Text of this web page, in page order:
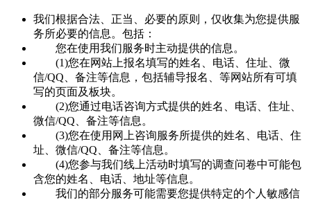
我们根据合法、正当、必要的原则，仅收集为您提供服
务所必要的信息。包括：
您在使用我们服务时主动提供的信息。
(1)您在网站上报名填写的姓名、电话、住址、微
信/QQ、备注等信息，包括辅导报名、等网站所有可填
写的页面及板块。
(2)您通过电话咨询方式提供的姓名、电话、住址、
微信/QQ、备注等信息。
(3)您在使用网上咨询服务所提供的姓名、电话、住
址、微信/QQ、备注等信息。
(4)您参与我们线上活动时填写的调查问卷中可能包
含您的姓名、电话、地址等信息。
我们的部分服务可能需要您提供特定的个人敏感信